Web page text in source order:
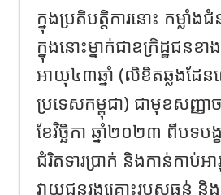
ក្នុងប្រតិបត្តិការនោះ កម្
ក្នុងនោះម្នាក់ជាឧក្រិដ្ឋជន
អាយុ៤៣ឆ្នាំ (លិខិតឆ្លងដែ
ប្រទេសកម្ពុជា) ជាមុខសញ្ញា
ខែវិច្ឆិកា ឆ្នាំ២០២៣ ពីបទប
ជំរិតទារប្រាក់ និងកាន់កាប់អ
វាយជនរងគ្រោះរបួសធ្ងន់ និង